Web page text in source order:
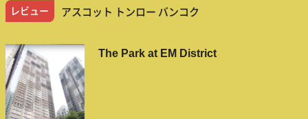
レビュー アスコット トンロー バンコク
The Park at EM District